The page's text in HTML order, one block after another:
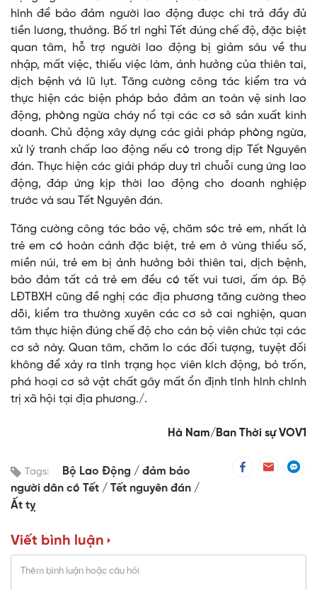
hình để bảo đảm người lao động được chi trả đầy đủ
tiền lương, thưởng. Bố trí nghỉ Tết đúng chế độ, đặc biệt
quan tâm, hỗ trợ người lao động bị giảm sâu về thu
nhập, mất việc, thiếu việc làm, ảnh hưởng của thiên tai,
dịch bệnh và lũ lụt. Tăng cường công tác kiểm tra và
thực hiện các biện pháp bảo đảm an toàn vệ sinh lao
động, phòng ngừa cháy nổ tại các cơ sở sản xuất kinh
doanh. Chủ động xây dựng các giải pháp phòng ngừa,
xử lý tranh chấp lao động nếu có trong dịp Tết Nguyên
đán. Thực hiện các giải pháp duy trì chuỗi cung ứng lao
động, đáp ứng kịp thời lao động cho doanh nghiệp
trước và sau Tết Nguyên đán.
Tăng cường công tác bảo vệ, chăm sóc trẻ em, nhất là
trẻ em có hoàn cảnh đặc biệt, trẻ em ở vùng thiểu số,
miền núi, trẻ em bị ảnh hưởng bởi thiên tai, dịch bệnh,
bảo đảm tất cả trẻ em đều có tết vui tươi, ấm áp. Bộ
LĐTBXH cũng đề nghị các địa phương tăng cường theo
dõi, kiểm tra thường xuyên các cơ sở cai nghiện, quan
tâm thực hiện đúng chế độ cho cán bộ viên chức tại các
cơ sở này. Quan tâm, chăm lo các đối tượng, tuyệt đối
không để xảy ra tình trạng học viên kích động, bỏ trốn,
phá hoại cơ sở vật chất gây mất ổn định tình hình chính
trị xã hội tại địa phương./.
Hà Nam/Ban Thời sự VOV1
Tags: Bộ Lao Động
đảm bảo
người dân có Tết
Tết nguyên đán
Ất tỵ
Viết bình luận